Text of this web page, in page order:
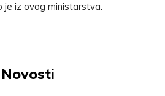
je iz ovog ministarstva.
Novosti